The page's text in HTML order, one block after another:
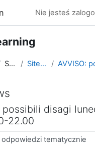
Nie jesteś
Strony Site news
possibili disagi
22.00